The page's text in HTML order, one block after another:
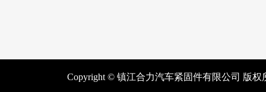
Copyright © 镇江合力汽车紧固件有限公司